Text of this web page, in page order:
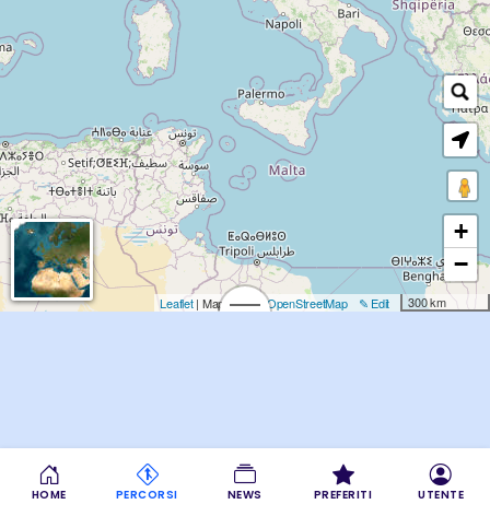
+
−
300 km
✎ Edit
Leaflet| Map data: ©OpenStreetMap
HOME PERCORSI NEWS PREFERITI UTENTE